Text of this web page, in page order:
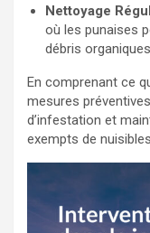
Nettoyage
où les punaises
débris
En comprenant ce
mesures
d’infestation et
exempts de